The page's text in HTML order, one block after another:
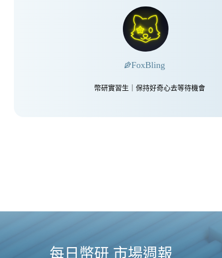
FoxBling
幣研實習生｜保持好奇心去等待機會
每日幣研 市場週報